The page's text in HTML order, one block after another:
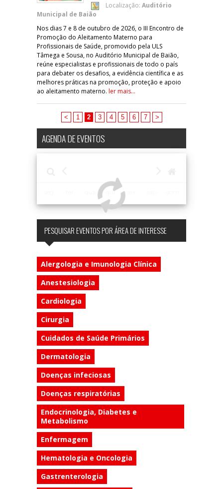
Localização: Auditório
Municipal de Baião
Nos dias 7 e 8 de outubro de 2026, o III Encontro de
Promoção do Aleitamento Materno para
Profissionais de Saúde, promovido pela ULS
Tâmega e Sousa, no Auditório Municipal de Baião,
reúne especialistas e profissionais de todo o país
para debater os desafios, a evidência científica e as
melhores práticas na promoção, proteção e apoio
ao aleitamento materno. ler mais...
< 1 2 3 4 5 6 7 >
AGENDA DE EVENTOS
qui.
PESQUISAR EVENTOS POR ÁREA DE INTERESSE
Alergologia e Imunologia Clínica
Anestesiologia
Cardiologia
Cirurgia
Cuidados de Saúde Primários
Dermatologia
Doenças infeciosas
Doenças respiratórias
Endocrinologia, Diabetes e
Metabolismo
Enfermagem
Hematologia e Oncologia
Gastrenterologia